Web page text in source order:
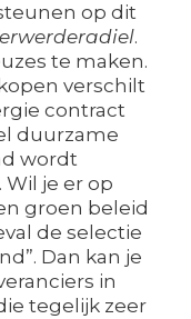
op dit
.
te maken.
verschilt
contract
duurzame
wordt
je er op
groen beleid
de selectie
Dan kan je
in
tegelijk zeer